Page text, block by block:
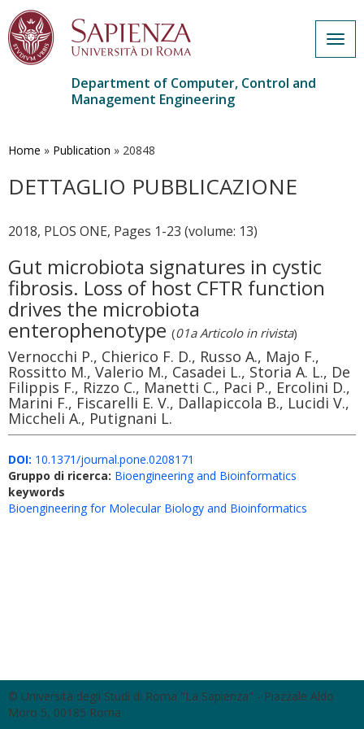
main
Department of Computer, Control and
Management Engineering
Home » Publication » 20848
DETTAGLIO PUBBLICAZIONE
2018, PLOS ONE, Pages 1-23 (volume: 13)
Gut microbiota signatures in cystic
fibrosis. Loss of host CFTR function
drives the microbiota
enterophenotype (01a Articolo in rivista)
Vernocchi P., Chierico F. D., Russo A., Majo F.,
Rossitto M., Valerio M., Casadei L., Storia A. L., De
Filippis F., Rizzo C., Manetti C., Paci P., Ercolini D.,
Marini F., Fiscarelli E. V., Dallapiccola B., Lucidi V.,
Miccheli A., Putignani L.
DOI: 10.1371/journal.pone.0208171
Gruppo di ricerca: Bioengineering and Bioinformatics
keywords
Bioengineering for Molecular Biology and Bioinformatics
© Università degli Studi di Roma "La Sapienza" - Piazzale Aldo
Moro 5, 00185 Roma